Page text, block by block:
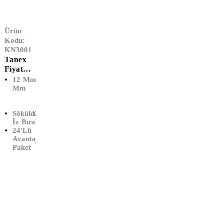
Ürün
Kodu:
KN3001
Tanex
Fiyat
Etiketi
(24'lü)
12 Mm X 21
Mm
Söküldüğünde
İz Bırakmaz
24'lü
Avantaj
Paket